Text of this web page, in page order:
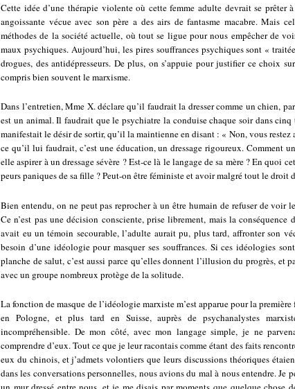
Cette idée d’une thérapie violente où cette femme adulte devrait se prêter
angoissante vécue avec son père a des airs de fantasme macabre. Mais
méthodes de la société actuelle, où tout se ligue pour nous empêcher de
maux psychiques. Aujourd’hui, les pires souffrances psychiques sont «
drogues, des antidépresseurs. De plus, on s’appuie pour justifier ce choix
compris bien souvent le marxisme.
Dans l’entretien, Mme X. déclare qu’il faudrait la dresser comme un chien,
est un animal. Il faudrait que le psychiatre la conduise chaque soir dans cinq
manifestait le désir de sortir, qu’il la maintienne en disant : « Non, vous restez
ce qu’il lui faudrait, c’est une éducation, un dressage rigoureux. Comment
elle aspirer à un dressage sévère ? Est-ce là le langage de sa mère ? En quoi
peurs paniques de sa fille ? Peut-on être féministe et avoir malgré tout le droit
Bien entendu, on ne peut pas reprocher à un être humain de refuser de voir
Ce n’est pas une décision consciente, prise librement, mais la conséquence
avait eu un témoin secourable, l’adulte aurait pu, plus tard, affronter son
besoin d’une idéologie pour masquer ses souffrances. Si ces idéologies
planche de salut, c’est aussi parce qu’elles donnent l’illusion du progrès, et
avec un groupe nombreux protège de la solitude.
La fonction de masque de l’idéologie marxiste m’est apparue pour la
en Pologne, et plus tard en Suisse, auprès de psychanalystes
incompréhensible. De mon côté, avec mon langage simple, je ne
comprendre d’eux. Tout ce que je leur racontais comme étant des faits
eux du chinois, et j’admets volontiers que leurs discussions théoriques
dans les conversations personnelles, nous avions du mal à nous entendre. Je